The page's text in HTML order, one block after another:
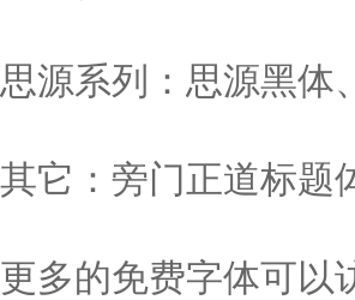
思源系列：思源黑体
其它：旁门正道标题
更多的免费字体可以